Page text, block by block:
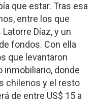
que estar. Tras esa
entre los que
Díaz, y un
fondos. Con ella
que levantaron
donde
chilenos y el resto
de entre US$ 15 a